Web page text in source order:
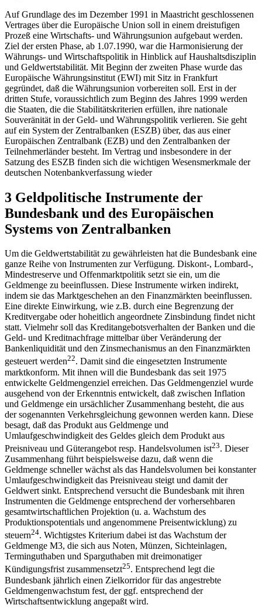
Auf Grundlage des im Dezember 1991 in Maastricht geschlossenen
Vertrages über die Europäische Union soll in einem dreistufigen
Prozeß eine Wirtschafts- und Währungsunion aufgebaut werden.
Ziel der ersten Phase, ab 1.07.1990, war die Harmonisierung der
Währungs- und Wirtschaftspolitik in Hinblick auf Haushaltsdisziplin
und Geldwertstabilität. Mit Beginn der zweiten Phase wurde das
Europäische Währungsinstitut (EWI) mit Sitz in Frankfurt
gegründet, daß die Währungsunion vorbereiten soll. Erst in der
dritten Stufe, voraussichtlich zum Beginn des Jahres 1999 werden
die Staaten, die die Stabilitätskriterien erfüllen, ihre nationale
Souveränität in der Geld- und Währungspolitik verlieren. Sie geht
auf ein System der Zentralbanken (ESZB) über, das aus einer
Europäischen Zentralbank (EZB) und den Zentralbanken der
Teilnehmerländer besteht. Im Vertrag und insbesondere in der
Satzung des ESZB finden sich die wichtigen Wesensmerkmale der
deutschen Notenbankverfassung wieder
3 Geldpolitische Instrumente der
Bundesbank und des Europäischen
Systems von Zentralbanken
Um die Geldwertstabilität zu gewährleisten hat die Bundesbank eine
ganze Reihe von Instrumenten zur Verfügung. Diskont-, Lombard-,
Mindestreserve und Offenmarktpolitik setzt sie ein, um die
Geldmenge zu beeinflussen. Diese Instrumente wirken indirekt,
indem sie das Marktgeschehen an den Finanzmärkten beeinflussen.
Eine direkte Einwirkung, wie z.B. durch eine Begrenzung der
Kreditvergabe oder hoheitlich angeordnete Zinsbindung findet nicht
statt. Vielmehr soll das Kreditangebotsverhalten der Banken und die
Geld- und Kreditnachfrage mittelbar über Veränderung der
Bankenliquidität und den Zinsmechanismus an den Finanzmärkten
gesteuert werden22. Damit sind die eingesetzten Instrumente
marktkonform. Mit ihnen will die Bundesbank das seit 1975
entwickelte Geldmengenziel erreichen. Das Geldmengenziel wurde
ausgehend von der Erkenntnis entwickelt, daß zwischen Inflation
und Geldmenge ein ursächlicher Zusammenhang besteht, die aus
der sogenannten Verkehrsgleichung gewonnen werden kann. Diese
besagt, daß das Produkt aus Geldmenge und
Umlaufgeschwindigkeit des Geldes gleich dem Produkt aus
Preisniveau und Güterangebot resp. Handelsvolumen ist23. Dieser
Zusammenhang führt beispielsweise dazu, daß wenn die
Geldmenge schneller wächst als das Handelsvolumen bei konstanter
Umlaufgeschwindigkeit das Preisniveau steigt und damit der
Geldwert sinkt. Entsprechend versucht die Bundesbank mit ihren
Instrumenten die Geldmenge entsprechend der vorhersehbaren
gesamtwirtschaftlichen Projektion (u. a. Wachstum des
Produktionspotentials und angenommene Preisentwicklung) zu
steuern24. Wichtigstes Kriterium dabei ist das Wachstum der
Geldmenge M3, die sich aus Noten, Münzen, Sichteinlagen,
Terminguthaben und Sparguthaben mit dreimonatiger
Kündigungsfrist zusammensetzt25. Entsprechend legt die
Bundesbank jährlich einen Zielkorridor für das angestrebte
Geldmengenwachstum fest, der ggf. entsprechend der
Wirtschaftsentwicklung angepaßt wird.